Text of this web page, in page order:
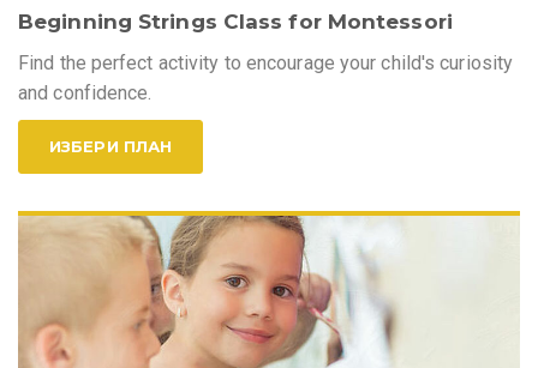
Beginning Strings Class for Montessori
Find the perfect activity to encourage your child's curiosity
and confidence.
ИЗБЕРИ ПЛАН